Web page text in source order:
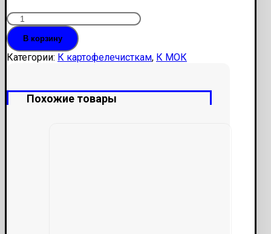
Количество
Прокладка
00.007
МОК-150,
300
0236062)
В корзину
Категории: К картофелечисткам, К МОК
Похожие товары